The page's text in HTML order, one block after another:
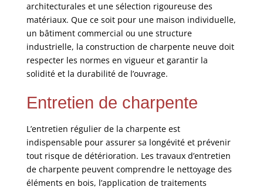
architecturales et une sélection rigoureuse des
matériaux. Que ce soit pour une maison individuelle,
un bâtiment commercial ou une structure
industrielle, la construction de charpente neuve doit
respecter les normes en vigueur et garantir la
solidité et la durabilité de l’ouvrage.
Entretien de charpente
L’entretien régulier de la charpente est
indispensable pour assurer sa longévité et prévenir
tout risque de détérioration. Les travaux d’entretien
de charpente peuvent comprendre le nettoyage des
éléments en bois, l’application de traitements